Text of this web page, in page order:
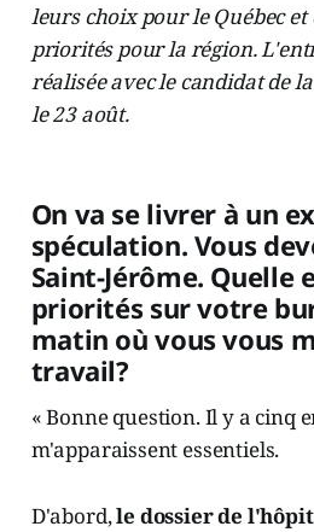
leurs choix pour le Québec
priorités pour la région.
réalisée avec le candidat de
le 23 août.
On va se livrer à un
spéculation. Vous
Saint-Jérôme. Quelle
priorités sur votre
matin où vous vous
travail?
« Bonne question. Il y a cinq
m'apparaissent essentiels.
D'abord,le dossier de